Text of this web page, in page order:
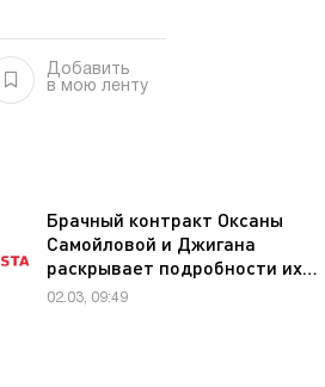
Добавить
в мою ленту
Брачный контракт Оксаны
Самойловой и Джигана
раскрывает подробности их…
02.03, 09:49